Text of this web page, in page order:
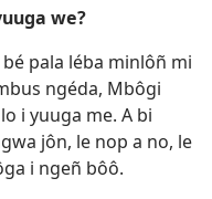
we?
pala léba minlôñ mi
ngéda, Mbôgi
i yuuga me. A bi
jôn, le nop a no, le
i ngeñ bôô.